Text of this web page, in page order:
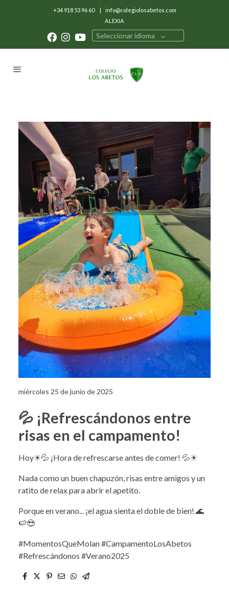
+34 918 53 96 60 |
info@colegiolosabetos.com
ALEXIA
Seleccionar idioma
miércoles 25 de junio de 2025
💦 ¡Refrescándonos entre
risas en el campamento!
Hoy☀💦 ¡Hora de refrescarse antes de comer! 💦☀
Nada como un buen chapuzón, risas entre amigos y un
ratito de relax para abrir el apetito.
Porque en verano... ¡el agua sienta el doble de bien! 🌊
🍉😎
#MomentosQueMolan #CampamentoLosAbetos
#Refrescándonos #Verano2025